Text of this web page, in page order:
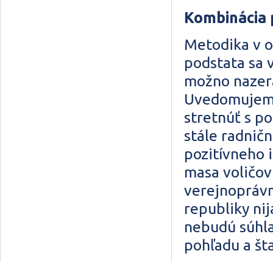
Metodika v
podstata sa
možno
stretnúť s
stále
pozitívneho
masa
republiky
nebudú
pohľadu a